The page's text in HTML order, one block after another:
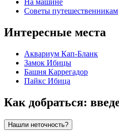
На машине
Советы путешественникам
Интересные места
Аквариум Кап-Бланк
Замок Ибицы
Башня Каррегадор
Пайкс Ибица
Как добраться:
Нашли неточность?